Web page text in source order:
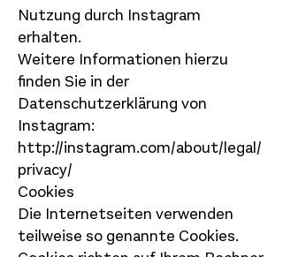
Nutzung durch Instagram
erhalten.
Weitere Informationen hierzu
finden Sie in der
Datenschutzerklärung von
Instagram:
http://instagram.com/about/legal/
privacy/
Cookies
Die Internetseiten verwenden
teilweise so genannte Cookies.